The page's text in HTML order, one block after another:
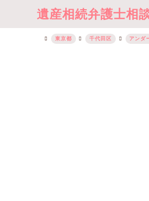
遺産相続弁護士相
東京都 千代田区 アンダ